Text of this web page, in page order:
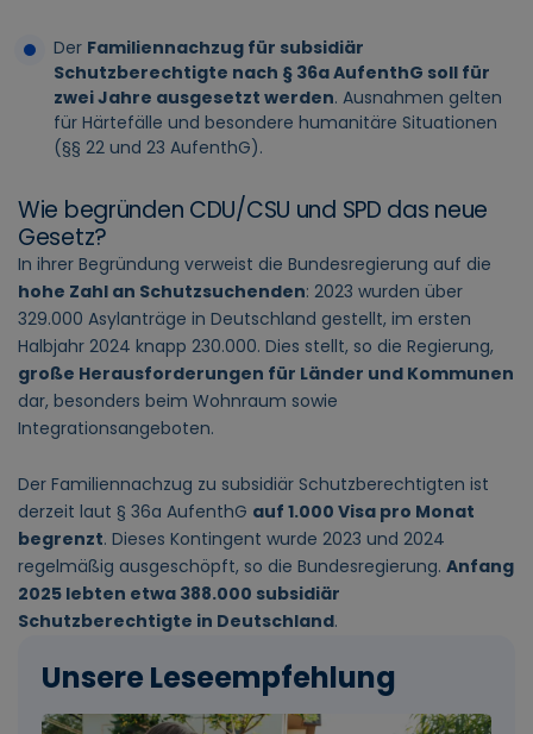
Der Familiennachzug für subsidiär
Schutzberechtigte nach § 36a AufenthG soll für
zwei Jahre ausgesetzt werden. Ausnahmen gelten
für Härtefälle und besondere humanitäre Situationen
(§§ 22 und 23 AufenthG).
Wie begründen CDU/CSU und SPD das neue
Gesetz?
In ihrer Begründung verweist die Bundesregierung auf die
hohe Zahl an Schutzsuchenden: 2023 wurden über
329.000 Asylanträge in Deutschland gestellt, im ersten
Halbjahr 2024 knapp 230.000. Dies stellt, so die Regierung,
große Herausforderungen für Länder und Kommunen
dar, besonders beim Wohnraum sowie
Integrationsangeboten.
Der Familiennachzug zu subsidiär Schutzberechtigten ist
derzeit laut § 36a AufenthG auf 1.000 Visa pro Monat
begrenzt. Dieses Kontingent wurde 2023 und 2024
regelmäßig ausgeschöpft, so die Bundesregierung. Anfang
2025 lebten etwa 388.000 subsidiär
Schutzberechtigte in Deutschland.
Unsere Leseempfehlung